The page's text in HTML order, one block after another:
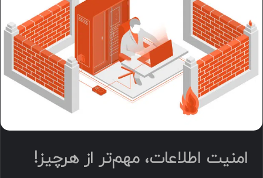
امنیت اطلاعات، مهم‌تر از هرچیز!